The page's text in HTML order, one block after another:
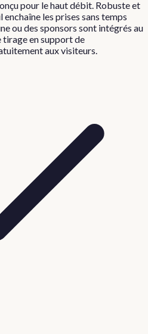
pour le haut débit. Robuste et
les prises sans temps
ou des sponsors sont intégrés au
en support de
aux visiteurs.